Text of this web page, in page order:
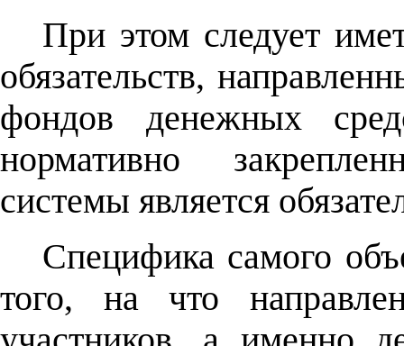
При этом следует
обязательств,
фондов денежных
нормативно
системы является
Специфика самого
того, на что